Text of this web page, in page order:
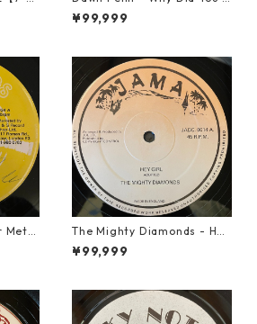
e【7-21938】
¥99,999
Met A
The Mighty Diamonds - Hey
Girl【12-50053】
¥99,999